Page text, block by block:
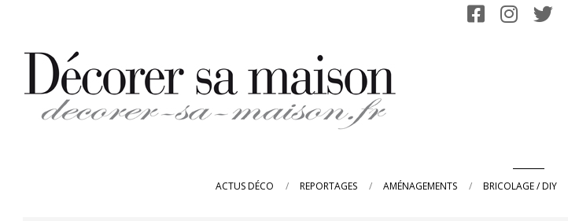
content
ACTUS DÉCO REPORTAGES AMÉNAGEMENTS BRICOLAGE / DIY